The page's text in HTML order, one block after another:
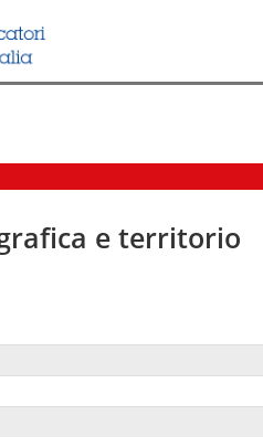
e territorio